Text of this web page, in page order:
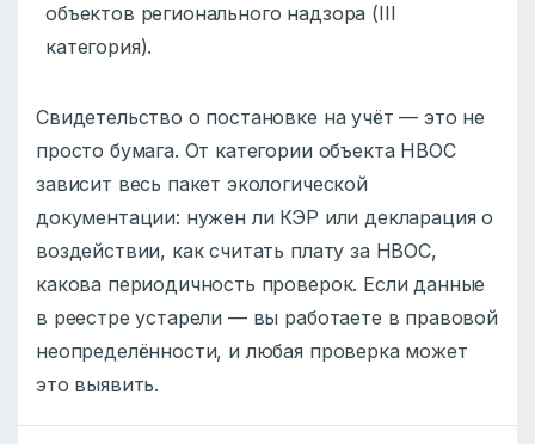
объектов регионального надзора (III
категория).
Свидетельство о постановке на учёт — это не
просто бумага. От категории объекта НВОС
зависит весь пакет экологической
документации: нужен ли КЭР или декларация о
воздействии, как считать плату за НВОС,
какова периодичность проверок. Если данные
в реестре устарели — вы работаете в правовой
неопределённости, и любая проверка может
это выявить.